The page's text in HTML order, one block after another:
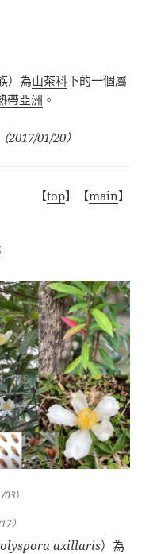
）為山茶科下的一個屬
帶亞洲 。
（2017/01/20）
【top】【main】
03）
）
axillaris）為